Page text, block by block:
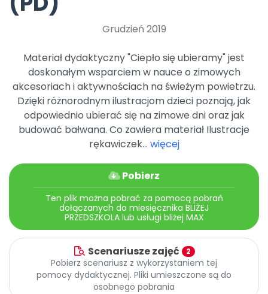
Archiwalne numery
Promocje
Grudzień 2019
Materiał dydaktyczny "Ciepło się ubieramy" jest
doskonałym wsparciem w nauce o zimowych
akcesoriach i aktywnościach na świeżym powietrzu.
Dzięki różnorodnym ilustracjom dzieci poznają, jak
odpowiednio ubierać się na zimowe dni oraz jak
budować bałwana. Co zawiera materiał Ilustracje
rękawiczek... więcej
Pobierz
Ten plik można pobrać za pomocą pobrań
dołączanych do miesięcznika BLIŻEJ
PRZEDSZKOLA lub usługi bliżej MAX
Scenariusze zajęć 2
Pobierz scenariusz z wykorzystaniem tej
pomocy dydaktycznej. Pliki umieszczone są do
osobnego pobrania